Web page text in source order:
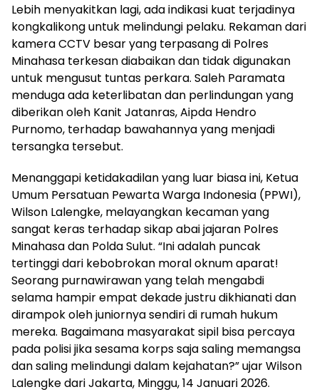
Lebih menyakitkan lagi, ada indikasi kuat terjadinya
kongkalikong untuk melindungi pelaku. Rekaman dari
kamera CCTV besar yang terpasang di Polres
Minahasa terkesan diabaikan dan tidak digunakan
untuk mengusut tuntas perkara. Saleh Paramata
menduga ada keterlibatan dan perlindungan yang
diberikan oleh Kanit Jatanras, Aipda Hendro
Purnomo, terhadap bawahannya yang menjadi
tersangka tersebut.
Menanggapi ketidakadilan yang luar biasa ini, Ketua
Umum Persatuan Pewarta Warga Indonesia (PPWI),
Wilson Lalengke, melayangkan kecaman yang
sangat keras terhadap sikap abai jajaran Polres
Minahasa dan Polda Sulut. “Ini adalah puncak
tertinggi dari kebobrokan moral oknum aparat!
Seorang purnawirawan yang telah mengabdi
selama hampir empat dekade justru dikhianati dan
dirampok oleh juniornya sendiri di rumah hukum
mereka. Bagaimana masyarakat sipil bisa percaya
pada polisi jika sesama korps saja saling memangsa
dan saling melindungi dalam kejahatan?” ujar Wilson
Lalengke dari Jakarta, Minggu, 14 Januari 2026.